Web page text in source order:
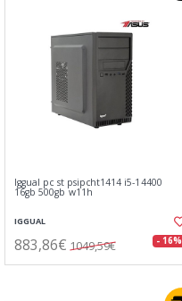
Iggual pc st psipcht1414 i5-14400
16gb 500gb w11h
IGGUAL
883,86€ 1049,59€ - 16%